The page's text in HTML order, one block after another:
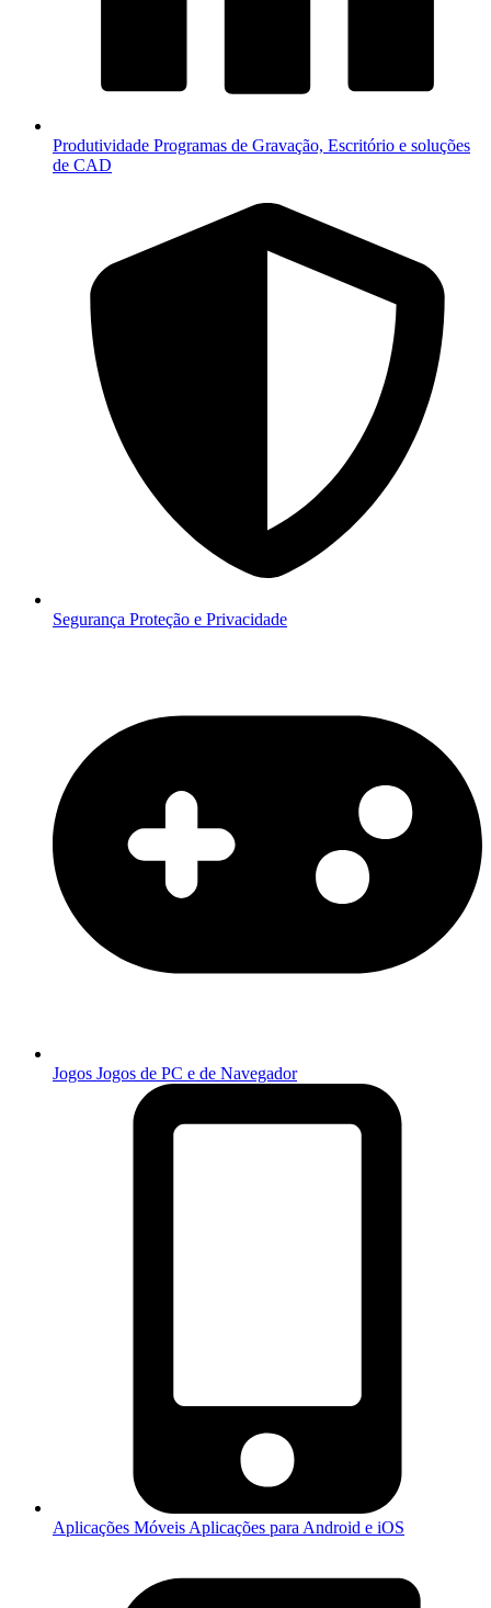
Produtividade Programas de Gravação, Escritório e soluções
de CAD
Segurança Proteção e Privacidade
Jogos Jogos de PC e de Navegador
Aplicações Móveis Aplicações para Android e iOS